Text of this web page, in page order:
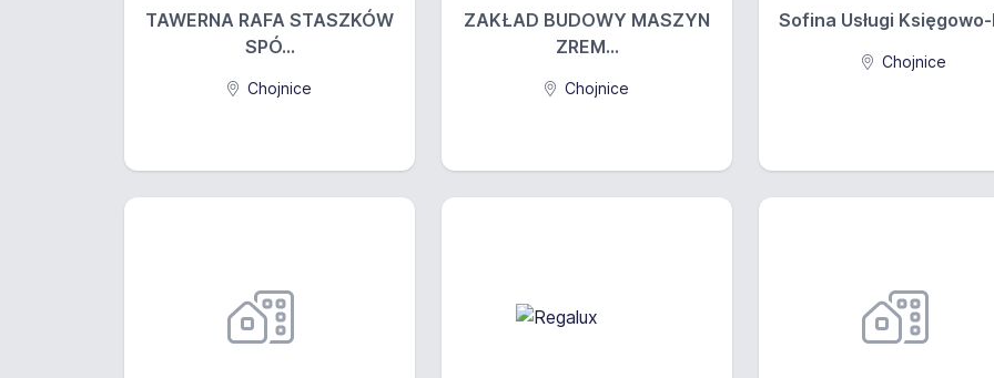
TAWERNA RAFA STASZKÓW
SPÓ...
Chojnice
ZAKŁAD BUDOWY MASZYN
ZREM...
Chojnice
Sofina Usługi Księgowo-
Chojnice